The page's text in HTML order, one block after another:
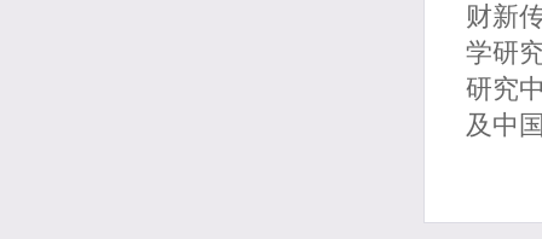
财新
学研
研究
及中